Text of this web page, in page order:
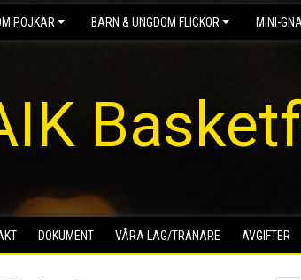
POJKAR BARN & UNGDOM FLICKOR MINI-
DOKUMENT VÅRA LAG/TRÄNARE AVGIFTER